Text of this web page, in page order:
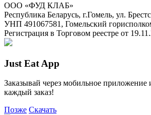
ООО «ФУД КЛАБ»
Республика Беларусь, г.Гомель, ул.
УНП 491067581, Гомельский
Регистрация в Торговом реестре от
Just Eat App
Заказывай через мобильное приложение
каждый заказ!
Позже Скачать